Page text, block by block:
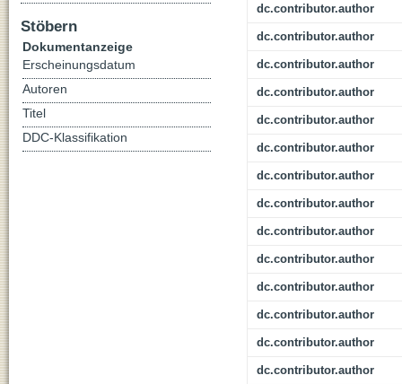
dc.contributor.author
dc.contributor.author
dc.contributor.author
dc.contributor.author
dc.contributor.author
dc.contributor.author
dc.contributor.author
dc.contributor.author
dc.contributor.author
dc.contributor.author
dc.contributor.author
dc.contributor.author
dc.contributor.author
dc.contributor.author
Stöbern
Dokumentanzeige
Erscheinungsdatum
Autoren
Titel
DDC-Klassifikation